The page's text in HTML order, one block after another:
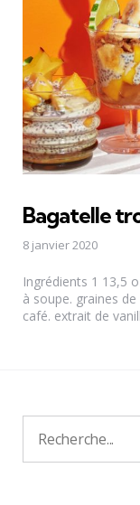
Bagatelle
8 janvier 2020
Ingrédients 1 13,5
à soupe. graines
café. extrait de
Recherche
pour: